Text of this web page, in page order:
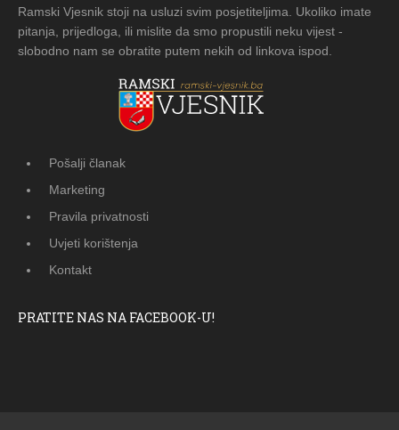
Ramski Vjesnik stoji na usluzi svim posjetiteljima. Ukoliko imate
pitanja, prijedloga, ili mislite da smo propustili neku vijest -
slobodno nam se obratite putem nekih od linkova ispod.
Pošalji članak
Marketing
Pravila privatnosti
Uvjeti korištenja
Kontakt
PRATITE NAS NA FACEBOOK-U!